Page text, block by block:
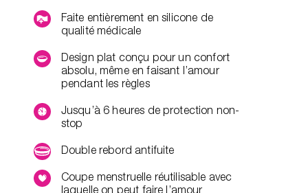
Faite entièrement en silicone de
qualité médicale
Design plat conçu pour un confort
absolu, même en faisant l’amour
pendant les règles
Jusqu’à 6 heures de protection non-
stop
Double rebord antifuite
Coupe menstruelle réutilisable avec
laquelle on peut faire l’amour